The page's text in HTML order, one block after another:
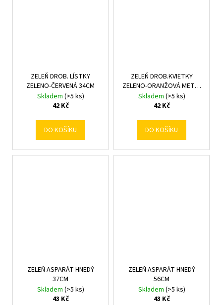
ZELEŇ DROB. LÍSTKY
ZELENO-ČERVENÁ 34CM
Skladem (>5 ks)
42 Kč
DO KOŠÍKU
ZELEŇ DROB.KVIETKY
ZELENO-ORANŽOVÁ METAL
36cm
Skladem (>5 ks)
42 Kč
DO KOŠÍKU
ZELEŇ ASPARÁT HNEDÝ
37CM
Skladem (>5 ks)
43 Kč
ZELEŇ ASPARÁT HNEDÝ
56CM
Skladem (>5 ks)
43 Kč